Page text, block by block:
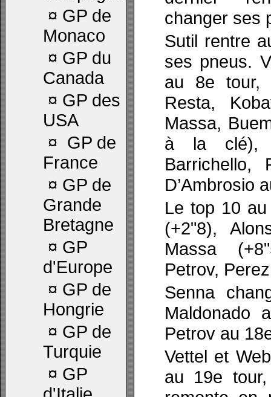
¤ GP de
Monaco
¤ GP du
Canada
¤ GP des
USA
¤ GP de
France
¤ GP de
Grande
Bretagne
¤ GP
d'Europe
¤ GP de
Hongrie
¤ GP de
Turquie
¤ GP
changer ses
Sutil rentre
ses pneus.
au 8e tour,
Resta,
Massa,
à la clé),
D’Ambrosio
Le top 10
(+2"8),
Massa
Petrov,
Senna
Maldonado
Petrov au
Vettel et
au 19e